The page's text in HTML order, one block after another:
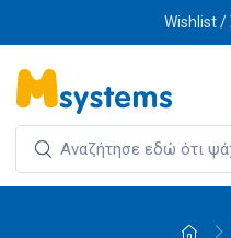
Wishlist /